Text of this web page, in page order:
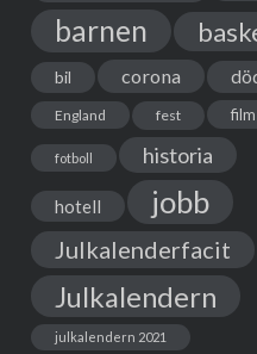
barnen
bil corona
England fest film
fotboll historia
hotell jobb
Julkalenderfacit
Julkalendern
julkalendern 2021